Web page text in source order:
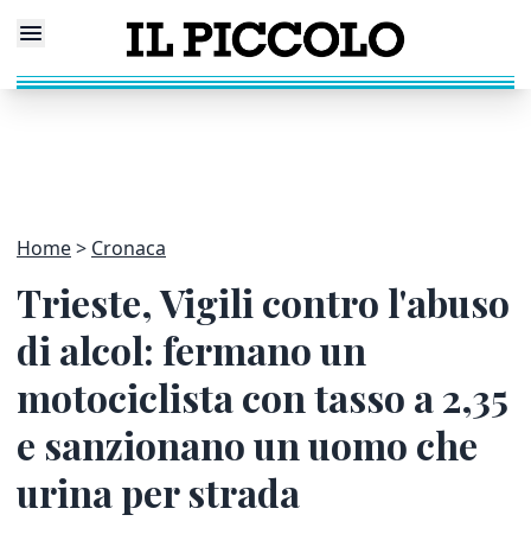
Home Cronaca
Trieste, Vigili contro l'abuso
di alcol: fermano un
motociclista con tasso a 2,35
e sanzionano un uomo che
urina per strada